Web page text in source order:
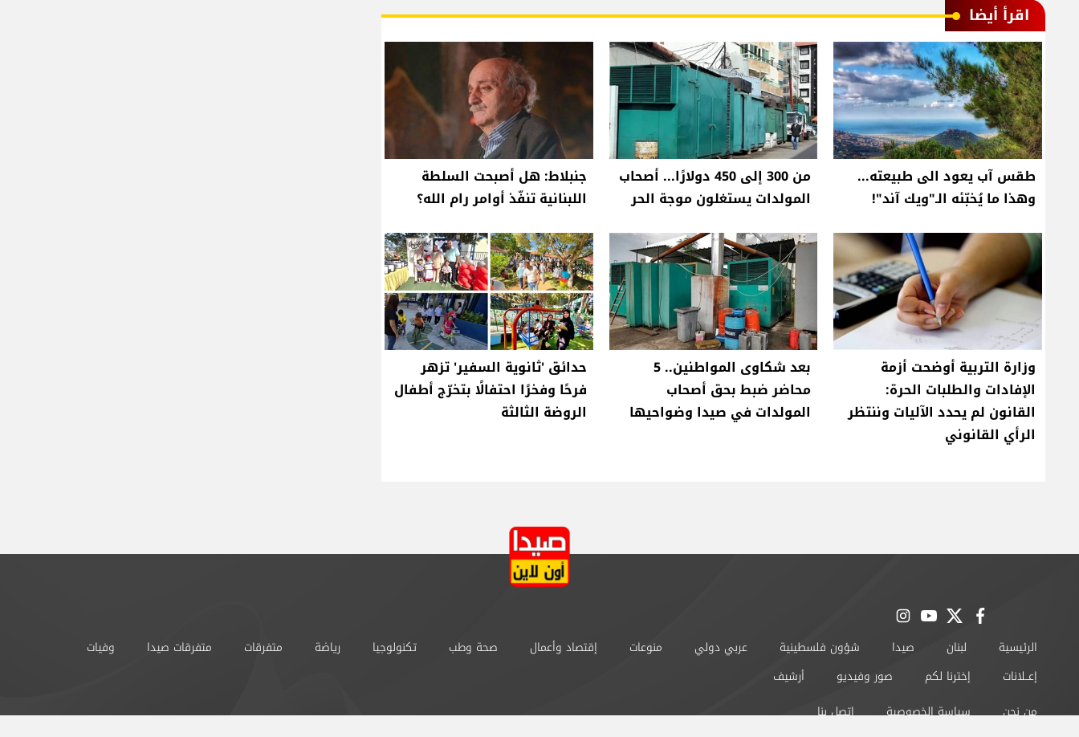
اقرأ أيضا
طقس آب يعود الى طبيعته...
وهذا ما يُخبّئه الـ"ويك آند"!
من 300 إلى 450 دولارًا... أصحاب
المولدات يستغلون موجة الحر
جنبلاط: هل أصبحت السلطة
اللبنانية تنفّذ أوامر رام الله؟
وزارة التربية أوضحت أزمة
الإفادات والطلبات الحرة:
القانون لم يحدد الآليات وننتظر
الرأي القانوني
بعد شكاوى المواطنين.. 5
محاضر ضبط بحق أصحاب
المولدات في صيدا وضواحيها
حدائق 'ثانوية السفير' تزهر
فرحًا وفخرًا احتفالًا بتخرّج أطفال
الروضة الثالثة
facebook
twitter
youtube
instagram
الرئيسية لبنان صيدا شؤون فلسطينية عربي دولي منوعات إقتصاد وأعمال صحة وطب تكنولوجيا رياضة متفرقات متفرقات صيدا
وفيات
إعــلانات
إخترنا لكم صور وفيديو
أرشيف
من نحن
سياسة الخصوصية اتصل بنا